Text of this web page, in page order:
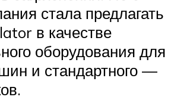
стала предлагать
в качестве
оборудования для
и стандартного —